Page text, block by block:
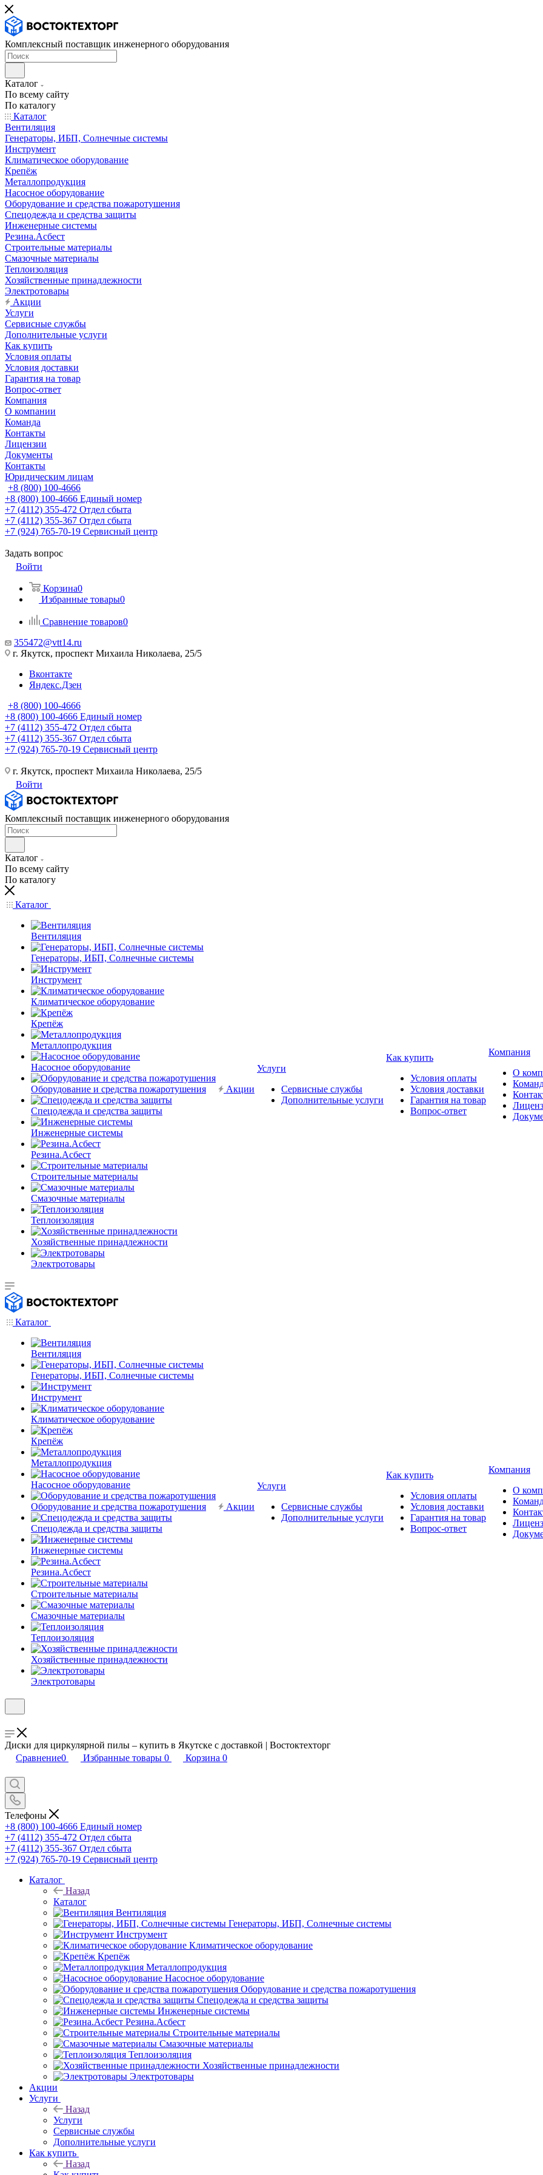
Комплексный поставщик инженерного оборудования
Каталог
По всему сайту
По каталогу
Каталог
Вентиляция
Генераторы, ИБП, Солнечные системы
Инструмент
Климатическое оборудование
Крепёж
Металлопродукция
Насосное оборудование
Оборудование и средства пожаротушения
Спецодежда и средства защиты
Инженерные системы
Резина.Асбест
Строительные материалы
Смазочные материалы
Теплоизоляция
Хозяйственные принадлежности
Электротовары
Акции
Услуги
Сервисные службы
Дополнительные услуги
Как купить
Условия оплаты
Условия доставки
Гарантия на товар
Вопрос-ответ
Компания
О компании
Команда
Контакты
Лицензии
Документы
Контакты
Юридическим лицам
+8 (800) 100-4666
+8 (800) 100-4666 Единый номер
+7 (4112) 355-472 Отдел сбыта
+7 (4112) 355-367 Отдел сбыта
+7 (924) 765-70-19 Сервисный центр
Задать вопрос
Войти
Корзина0
Избранные товары0
Сравнение товаров0
355472@vtt14.ru
г. Якутск, проспект Михаила Николаева, 25/5
Вконтакте
Яндекс.Дзен
+8 (800) 100-4666
+8 (800) 100-4666 Единый номер
+7 (4112) 355-472 Отдел сбыта
+7 (4112) 355-367 Отдел сбыта
+7 (924) 765-70-19 Сервисный центр
г. Якутск, проспект Михаила Николаева, 25/5
Войти
Комплексный поставщик инженерного оборудования
Каталог
По всему сайту
По каталогу
Каталог
Вентиляция
Генераторы, ИБП, Солнечные системы
Инструмент
Климатическое оборудование
Крепёж
Металлопродукция
Насосное оборудование
Оборудование и средства пожаротушения
Спецодежда и средства защиты
Инженерные системы
Резина.Асбест
Строительные материалы
Смазочные материалы
Теплоизоляция
Хозяйственные принадлежности
Электротовары
Акции
Услуги
Сервисные службы
Дополнительные услуги
Как купить
Условия оплаты
Условия доставки
Гарантия на товар
Вопрос-ответ
Компания
О
Каталог
Вентиляция
Генераторы, ИБП, Солнечные системы
Инструмент
Климатическое оборудование
Крепёж
Металлопродукция
Насосное оборудование
Оборудование и средства пожаротушения
Спецодежда и средства защиты
Инженерные системы
Резина.Асбест
Строительные материалы
Смазочные материалы
Теплоизоляция
Хозяйственные принадлежности
Электротовары
Акции
Услуги
Сервисные службы
Дополнительные услуги
Как купить
Условия оплаты
Условия доставки
Гарантия на товар
Вопрос-ответ
Компания
О
Диски для циркулярной пилы – купить в Якутске с доставкой | Востоктехторг
Сравнение0 Избранные товары 0 Корзина 0
Телефоны
+8 (800) 100-4666 Единый номер
+7 (4112) 355-472 Отдел сбыта
+7 (4112) 355-367 Отдел сбыта
+7 (924) 765-70-19 Сервисный центр
Каталог
Назад
Каталог
Вентиляция
Генераторы, ИБП, Солнечные системы
Инструмент
Климатическое оборудование
Крепёж
Металлопродукция
Насосное оборудование
Оборудование и средства пожаротушения
Спецодежда и средства защиты
Инженерные системы
Резина.Асбест
Строительные материалы
Смазочные материалы
Теплоизоляция
Хозяйственные принадлежности
Электротовары
Акции
Услуги
Назад
Услуги
Сервисные службы
Дополнительные услуги
Как купить
Назад